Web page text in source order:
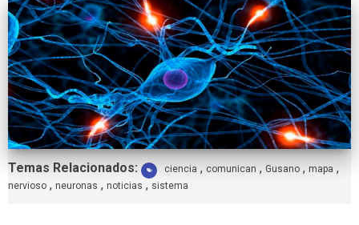
Temas Relacionados: Etiquetas:
ciencia , comunican , Gusano , mapa ,
nervioso , neuronas , noticias , sistema